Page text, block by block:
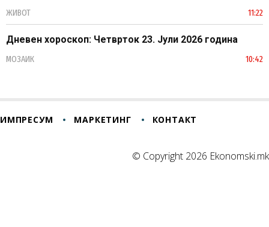
ЖИВОТ 11:22
Дневен хороскоп: Четврток 23. Јули 2026 година
МОЗАИК 10:42
ИМПРЕСУМ МАРКЕТИНГ КОНТАКТ
© Copyright 2026 Ekonomski.mk